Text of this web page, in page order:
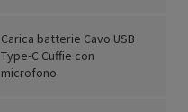
Carica batterie Cavo USB
Type-C Cuffie con
microfono